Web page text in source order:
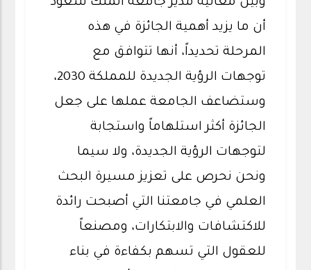
وبين معاليه مدير جامعة الملك سعود
أن ما يزيد أهمية الجائزة في هذه
المرحلة تحديداً، أنها تتوافق مع
توجهات الرؤية الجديدة للمملكة 2030،
وستضاعف الجامعة عملها على جعل
الجائزة أكثر استلهاماً واستجابة
لتوجهات الرؤية الجديدة، ولا سيما
ونحن نحرص على تعزيز مسيرة البحث
العلمي في جامعتنا التي أصبحت رائدة
للاكتشافات والابتكارات، ومصنعاً
للعقول التي تسهم بكفاءة في بناء